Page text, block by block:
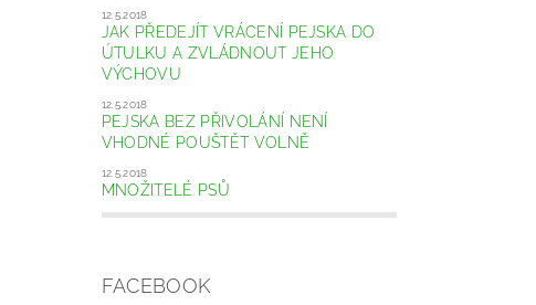
12.5.2018
JAK PŘEDEJÍT VRÁCENÍ PEJSKA DO
ÚTULKU A ZVLÁDNOUT JEHO
VÝCHOVU
12.5.2018
PEJSKA BEZ PŘIVOLÁNÍ NENÍ
VHODNÉ POUŠTĚT VOLNĚ
12.5.2018
MNOŽITELÉ PSŮ
FACEBOOK